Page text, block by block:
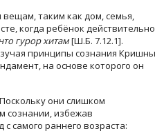
таким как дом, семья,
когда ребёнок действительно
гурор хитам[Ш.Б. 7.12.1].
принципы сознания Кришны
на основе которого он
они слишком
сознании, избежав
самого раннего возраста: